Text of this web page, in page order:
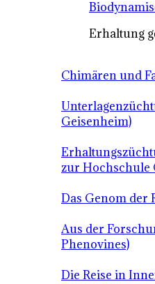
Erhaltung
Chimären und
Geisenheim)
zur Hochschule
Das Genom der
Aus der
Phenovines)
Die Reise in